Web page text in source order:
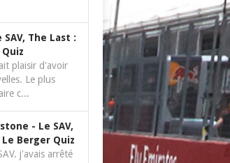
SAV, The Last :
plaisir d'avoir
Le plus
c...
- Le SAV,
Berger Quiz
j'avais arrêté